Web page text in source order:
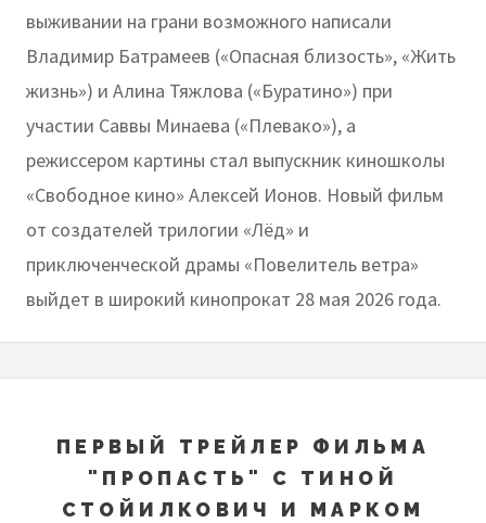
выживании на грани возможного написали
Владимир Батрамеев («Опасная близость», «Жить
жизнь») и Алина Тяжлова («Буратино») при
участии Саввы Минаева («Плевако»), а
режиссером картины стал выпускник киношколы
«Свободное кино» Алексей Ионов. Новый фильм
от создателей трилогии «Лёд» и
приключенческой драмы «Повелитель ветра»
выйдет в широкий кинопрокат 28 мая 2026 года.
ПЕРВЫЙ ТРЕЙЛЕР ФИЛЬМА
"ПРОПАСТЬ" С ТИНОЙ
СТОЙИЛКОВИЧ И МАРКОМ